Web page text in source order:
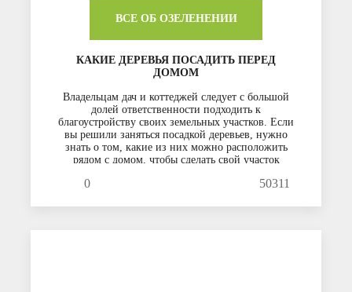
ВСЕ ОБ ОЗЕЛЕНЕНИИ
КАКИЕ ДЕРЕВЬЯ ПОСАДИТЬ ПЕРЕД
ДОМОМ
Владельцам дач и коттеджей следует с большой
долей ответственности подходить к
благоустройству своих земельных участков. Если
вы решили заняться посадкой деревьев, нужно
знать о том, какие из них можно расположить
рядом с домом, чтобы сделать свой участок
0 50311